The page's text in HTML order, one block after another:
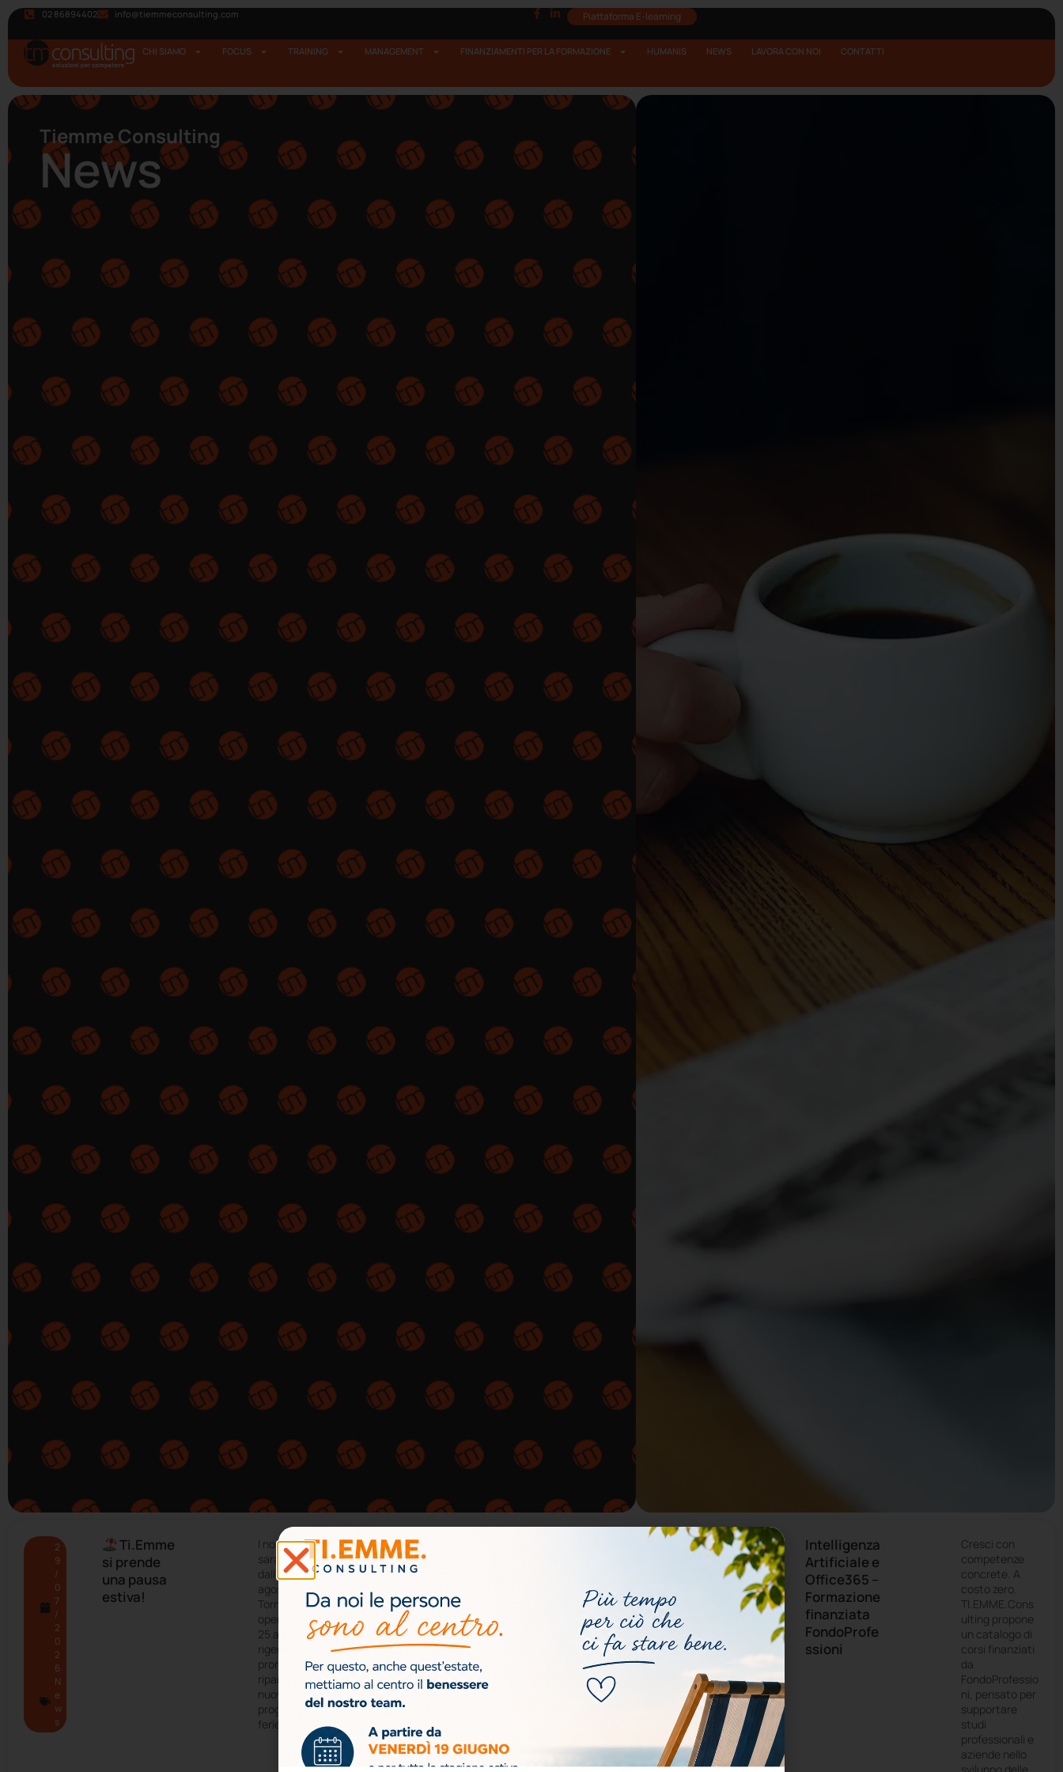
02 86894402 info@tiemmeconsulting.com Piattaforma E-learning
CHI SIAMO FOCUS TRAINING MANAGEMENT FINANZIAMENTI PER LA FORMAZIONE HUMANIS NEWS LAVORA CON NOI CONTATTI
Tiemme Consulting
News
2
9
/
0
7
/
2
0
2
6
N
e
w
s
Ti.Emme
si prende
una pausa
estiva!
I nostri uffici
saranno chiusi
dall’11 al 22
agosto 2026.
Torneremo
operativi lunedì
25 agosto,
rigenerati e
pronti a
ripartire con
nuove idee e
progetti. Buone
ferie a tutti!
2
9
/
7
/
2
0
6
N
Corso
A.S.A.
Ausiliario
Socio
Assistenzia
le a tariffa
via il nuovo
Corso A.S.A. –
Ausiliario Socio
Assistenziale,
realizzato in
collaborazione
con Gruppo Le
Residenze –
formativo si
svolgerà
3
0
/
0
6
/
2
N
e
w
s
Intelligenza
Artificiale e
Office365 –
Formazione
finanziata
FondoProfe
ssioni
Cresci con
competenze
concrete. A
costo zero.
TI.EMME.Cons
ulting propone
un catalogo di
corsi finanziati
da
FondoProfessio
ni, pensato per
supportare
studi
professionali e
aziende nello